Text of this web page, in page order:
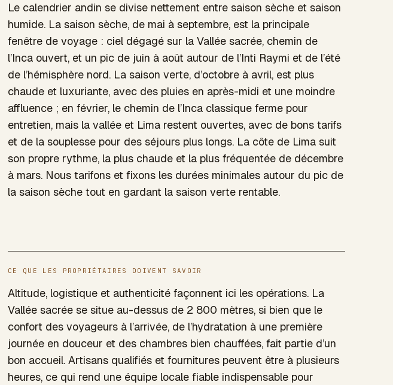
Le calendrier andin se divise nettement entre saison sèche et saison
humide. La saison sèche, de mai à septembre, est la principale
fenêtre de voyage : ciel dégagé sur la Vallée sacrée, chemin de
l’Inca ouvert, et un pic de juin à août autour de l’Inti Raymi et de l’été
de l’hémisphère nord. La saison verte, d’octobre à avril, est plus
chaude et luxuriante, avec des pluies en après-midi et une moindre
affluence ; en février, le chemin de l’Inca classique ferme pour
entretien, mais la vallée et Lima restent ouvertes, avec de bons tarifs
et de la souplesse pour des séjours plus longs. La côte de Lima suit
son propre rythme, la plus chaude et la plus fréquentée de décembre
à mars. Nous tarifons et fixons les durées minimales autour du pic de
la saison sèche tout en gardant la saison verte rentable.
CE QUE LES PROPRIÉTAIRES DOIVENT SAVOIR
Altitude, logistique et authenticité façonnent ici les opérations. La
Vallée sacrée se situe au-dessus de 2 800 mètres, si bien que le
confort des voyageurs à l’arrivée, de l’hydratation à une première
journée en douceur et des chambres bien chauffées, fait partie d’un
bon accueil. Artisans qualifiés et fournitures peuvent être à plusieurs
heures, ce qui rend une équipe locale fiable indispensable pour